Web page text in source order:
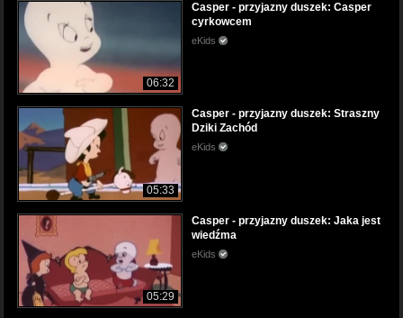
06:32
Casper - przyjazny duszek: Casper
cyrkowcem
eKids
05:33
Casper - przyjazny duszek: Straszny
Dziki Zachód
eKids
05:29
Casper - przyjazny duszek: Jaka jest
wiedźma
eKids